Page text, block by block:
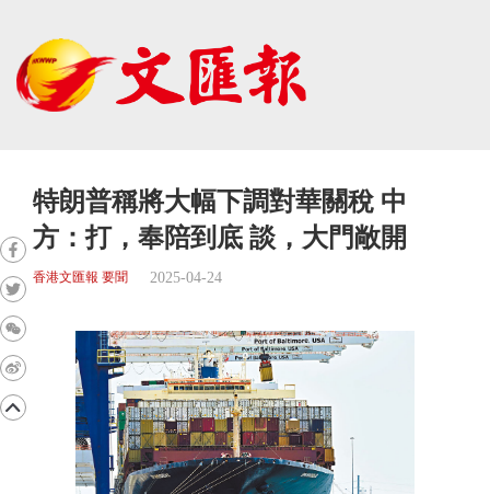
特朗普稱將大幅下調對華關稅 中
方：打，奉陪到底 談，大門敞開
香港文匯報 要聞 2025-04-24